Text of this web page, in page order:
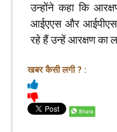
उन्होंने कहा कि
आईएएस और आईपीएस
रहे हैं उन्हें आरक्षण का
खबर कैसी लगी ? :